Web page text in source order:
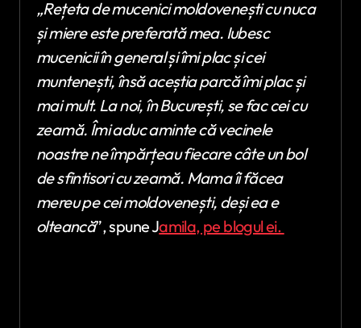
„Rețeta de mucenici moldovenești cu nuca
și miere este preferată mea. Iubesc
mucenicii în general și îmi plac și cei
muntenești, însă aceștia parcă îmi plac și
mai mult. La noi, în București, se fac cei cu
zeamă. Îmi aduc aminte că vecinele
noastre ne împărțeau fiecare câte un bol
de sfintisori cu zeamă. Mama îi făcea
mereu pe cei moldovenești, deși ea e
olteancă”, spune Jamila, pe blogul ei.